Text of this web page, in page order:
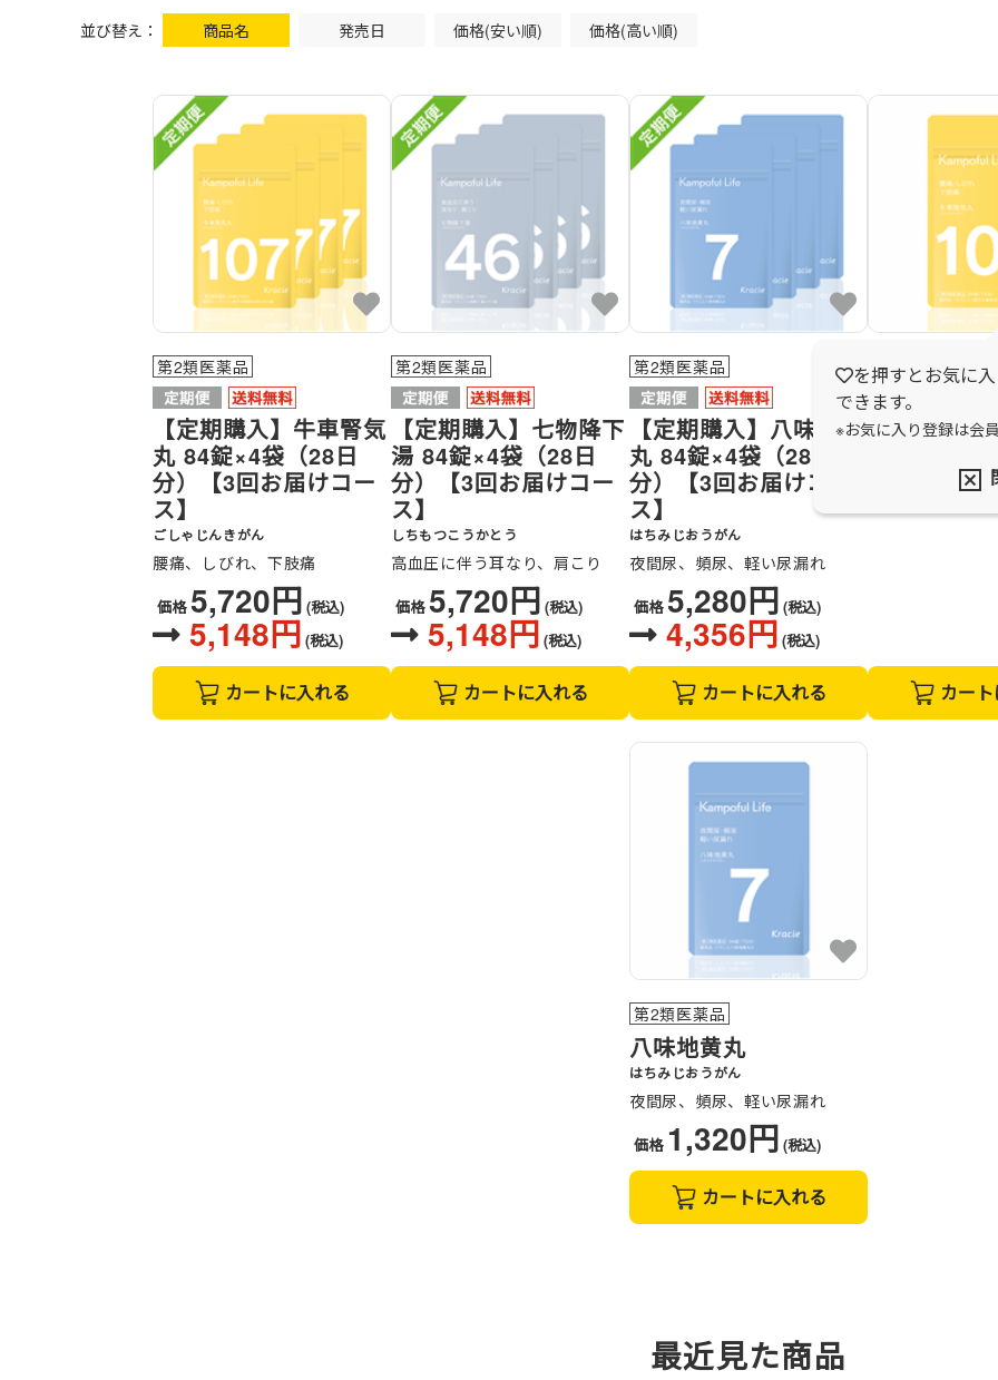
並び替え： 商品名 発売日 価格(安い順) 価格(高い順)
を押すとお気に
できます。
※お気に入り登録は会
【定期購入】牛車腎気
丸 84錠×4袋（28日
分）【3回お届けコー
ス】
ごしゃじんきがん
第2類医薬品
腰痛、しびれ、下肢痛
価格 5,720円 (税込)
5,148円 (税込)
カートに入れる
【定期購入】七物降下
湯 84錠×4袋（28日
分）【3回お届けコー
ス】
しちもつこうかとう
第2類医薬品
高血圧に伴う耳なり、肩こり
価格 5,720円 (税込)
5,148円 (税込)
カートに入れる
【定期購入】八味地黄
丸 84錠×4袋（28日
分）【3回お届けコー
ス】
はちみじおうがん
第2類医薬品
夜間尿、頻尿、軽い尿漏れ
価格 5,280円 (税込)
4,356円 (税込)
カートに入れる
牛車腎気丸
ごしゃじんきがん
第2類医薬品
カー
八味地黄丸
はちみじおうがん
第2類医薬品
夜間尿、頻尿、軽い尿漏れ
価格 1,320円 (税込)
カートに入れる
最近見た商品